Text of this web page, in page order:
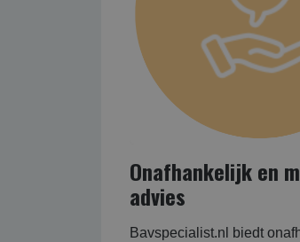
Onafhankelijk en
advies
Bavspecialist.nl biedt